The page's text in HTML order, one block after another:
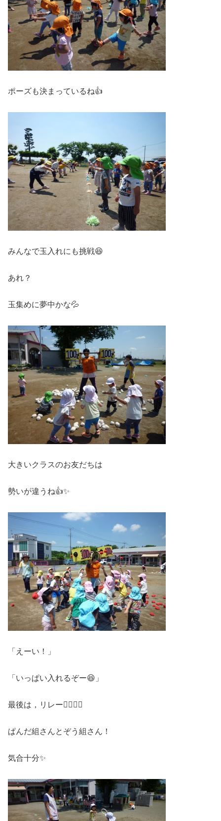
ポーズも決まっているね👍
みんなで玉入れにも挑戦😆
あれ？
玉集めに夢中かな💦
大きいクラスのお友だちは
勢いが違うね👍✨
「えーい！」
「いっぱい入れるぞー😆」
最後は，リレー🏃‍♂️🏃‍♀️
ぱんだ組さんとぞう組さん！
気合十分✨